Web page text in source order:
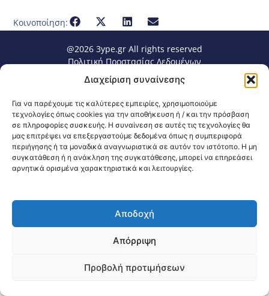
Διαχείριση συναίνεσης
Για να παρέχουμε τις καλύτερες εμπειρίες, χρησιμοποιούμε
τεχνολογίες όπως cookies για την αποθήκευση ή / και την πρόσβαση
σε πληροφορίες συσκευής. Η συναίνεση σε αυτές τις τεχνολογίες θα
μας επιτρέψει να επεξεργαστούμε δεδομένα όπως η συμπεριφορά
περιήγησης ή τα μοναδικά αναγνωριστικά σε αυτόν τον ιστότοπο. Η μη
συγκατάθεση ή η ανάκληση της συγκατάθεσης, μπορεί να επηρεάσει
αρνητικά ορισμένα χαρακτηριστικά και λειτουργίες.
Αποδοχή
Απόρριψη
Προβολή προτιμήσεων
Κοινοποίηση:
@2026 3ype.gr All rights reserved
Πολιτική Προστασίας Δεδομένων
Θεσσαλονίκη, Ελλάδα
Τηλ: +30 2311 226 200
email: 3ype@3ype.gr
Page Visits:
Website Visits: 1597117